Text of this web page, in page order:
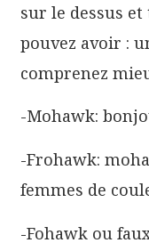
sur le dessus
pouvez avoir :
comprenez
-Mohawk:
-Frohawk:
femmes de
-Fohawk ou